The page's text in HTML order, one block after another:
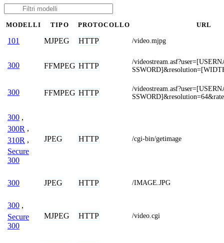
MODELLI TIPO PROTOCOLLO URL
101 MJPEG HTTP /video.mjpg
300 FFMPEG HTTP
/
300 FFMPEG HTTP
/
300 ,
300R ,
310R ,
Secure
300
JPEG HTTP /cgi-bin/getimage
300 JPEG HTTP /IMAGE.JPG
300 ,
Secure
300
MJPEG HTTP /video.cgi